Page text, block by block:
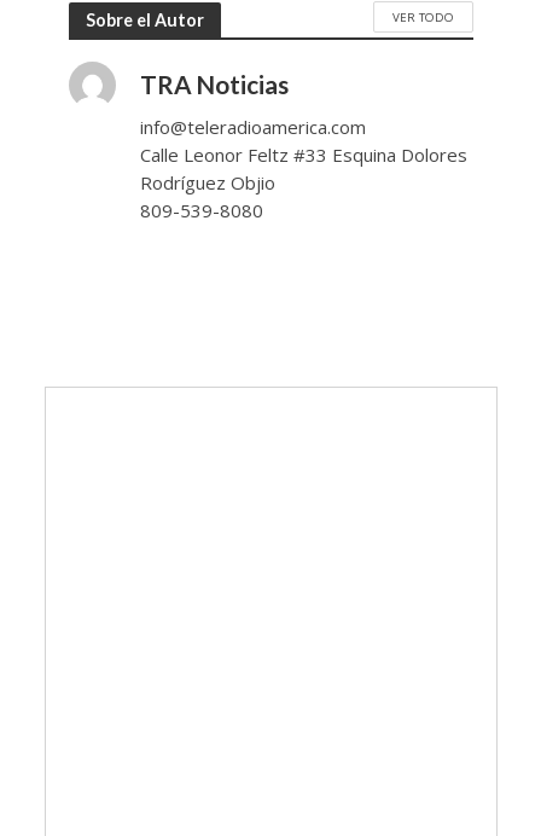
Sobre el Autor VER TODO
TRA Noticias
info@teleradioamerica.com
Calle Leonor Feltz #33 Esquina Dolores
Rodríguez Objio
809-539-8080